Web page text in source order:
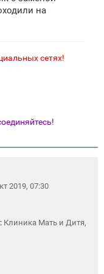
на
сетях!
2019, 07:30
Клиника Мать и Дитя,